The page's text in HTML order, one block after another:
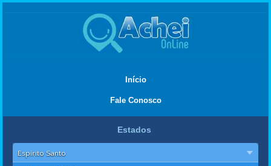
Início
Fale Conosco
Estados
Espírito Santo